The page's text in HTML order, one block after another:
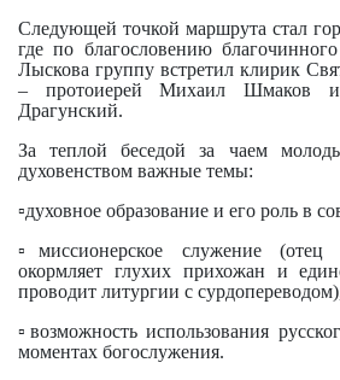
Следующей точкой маршрута стал
где по благословению
Лыскова группу встретил клирик
– протоиерей Михаил Шмаков и
Драгунский.
За теплой беседой за чаем
духовенством важные темы:
▫️духовное образование и его роль в
▫️миссионерское служение
окормляет глухих прихожан и
проводит литургии с
▫️возможность использования
моментах богослужения.